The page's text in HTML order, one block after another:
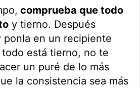
comprueba que todo
y tierno. Después
ponla en un recipiente
está tierno, no te
un puré de lo más
la consistencia sea más